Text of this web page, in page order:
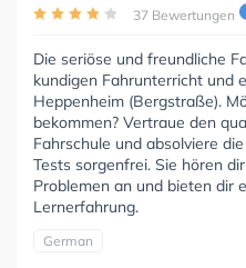
37 Bewertungen
Die seriöse und freundliche
kundigen Fahrunterricht und
Heppenheim (Bergstraße).
bekommen? Vertraue den
Fahrschule und absolviere
Tests sorgenfrei. Sie hören
Problemen an und bieten dir
Lernerfahrung.
German